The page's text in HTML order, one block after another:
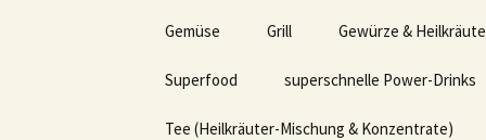
Gemüse Grill Gewürze &
Superfood superschnelle Power-Drinks
Tee (Heilkräuter-Mischung & Konzentrate)